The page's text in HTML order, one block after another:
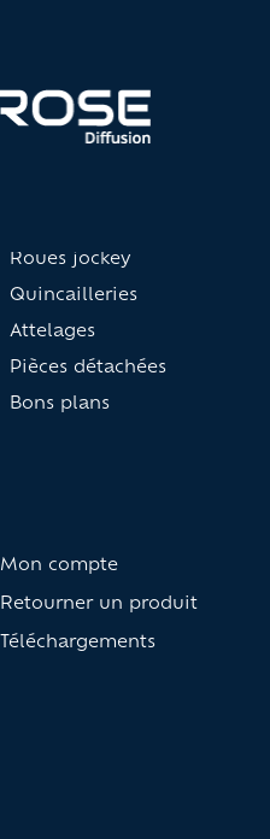
Roues jockey
Quincailleries
Attelages
Pièces détachées
Bons plans
Mon compte
Retourner un produit
Téléchargements